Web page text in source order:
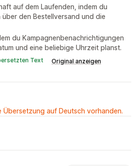
auf dem Laufenden, indem du
den Bestellversand und die
du Kampagnenbenachrichtigungen
und eine beliebige Uhrzeit planst.
Text Original anzeigen
Übersetzung auf Deutsch vorhanden.